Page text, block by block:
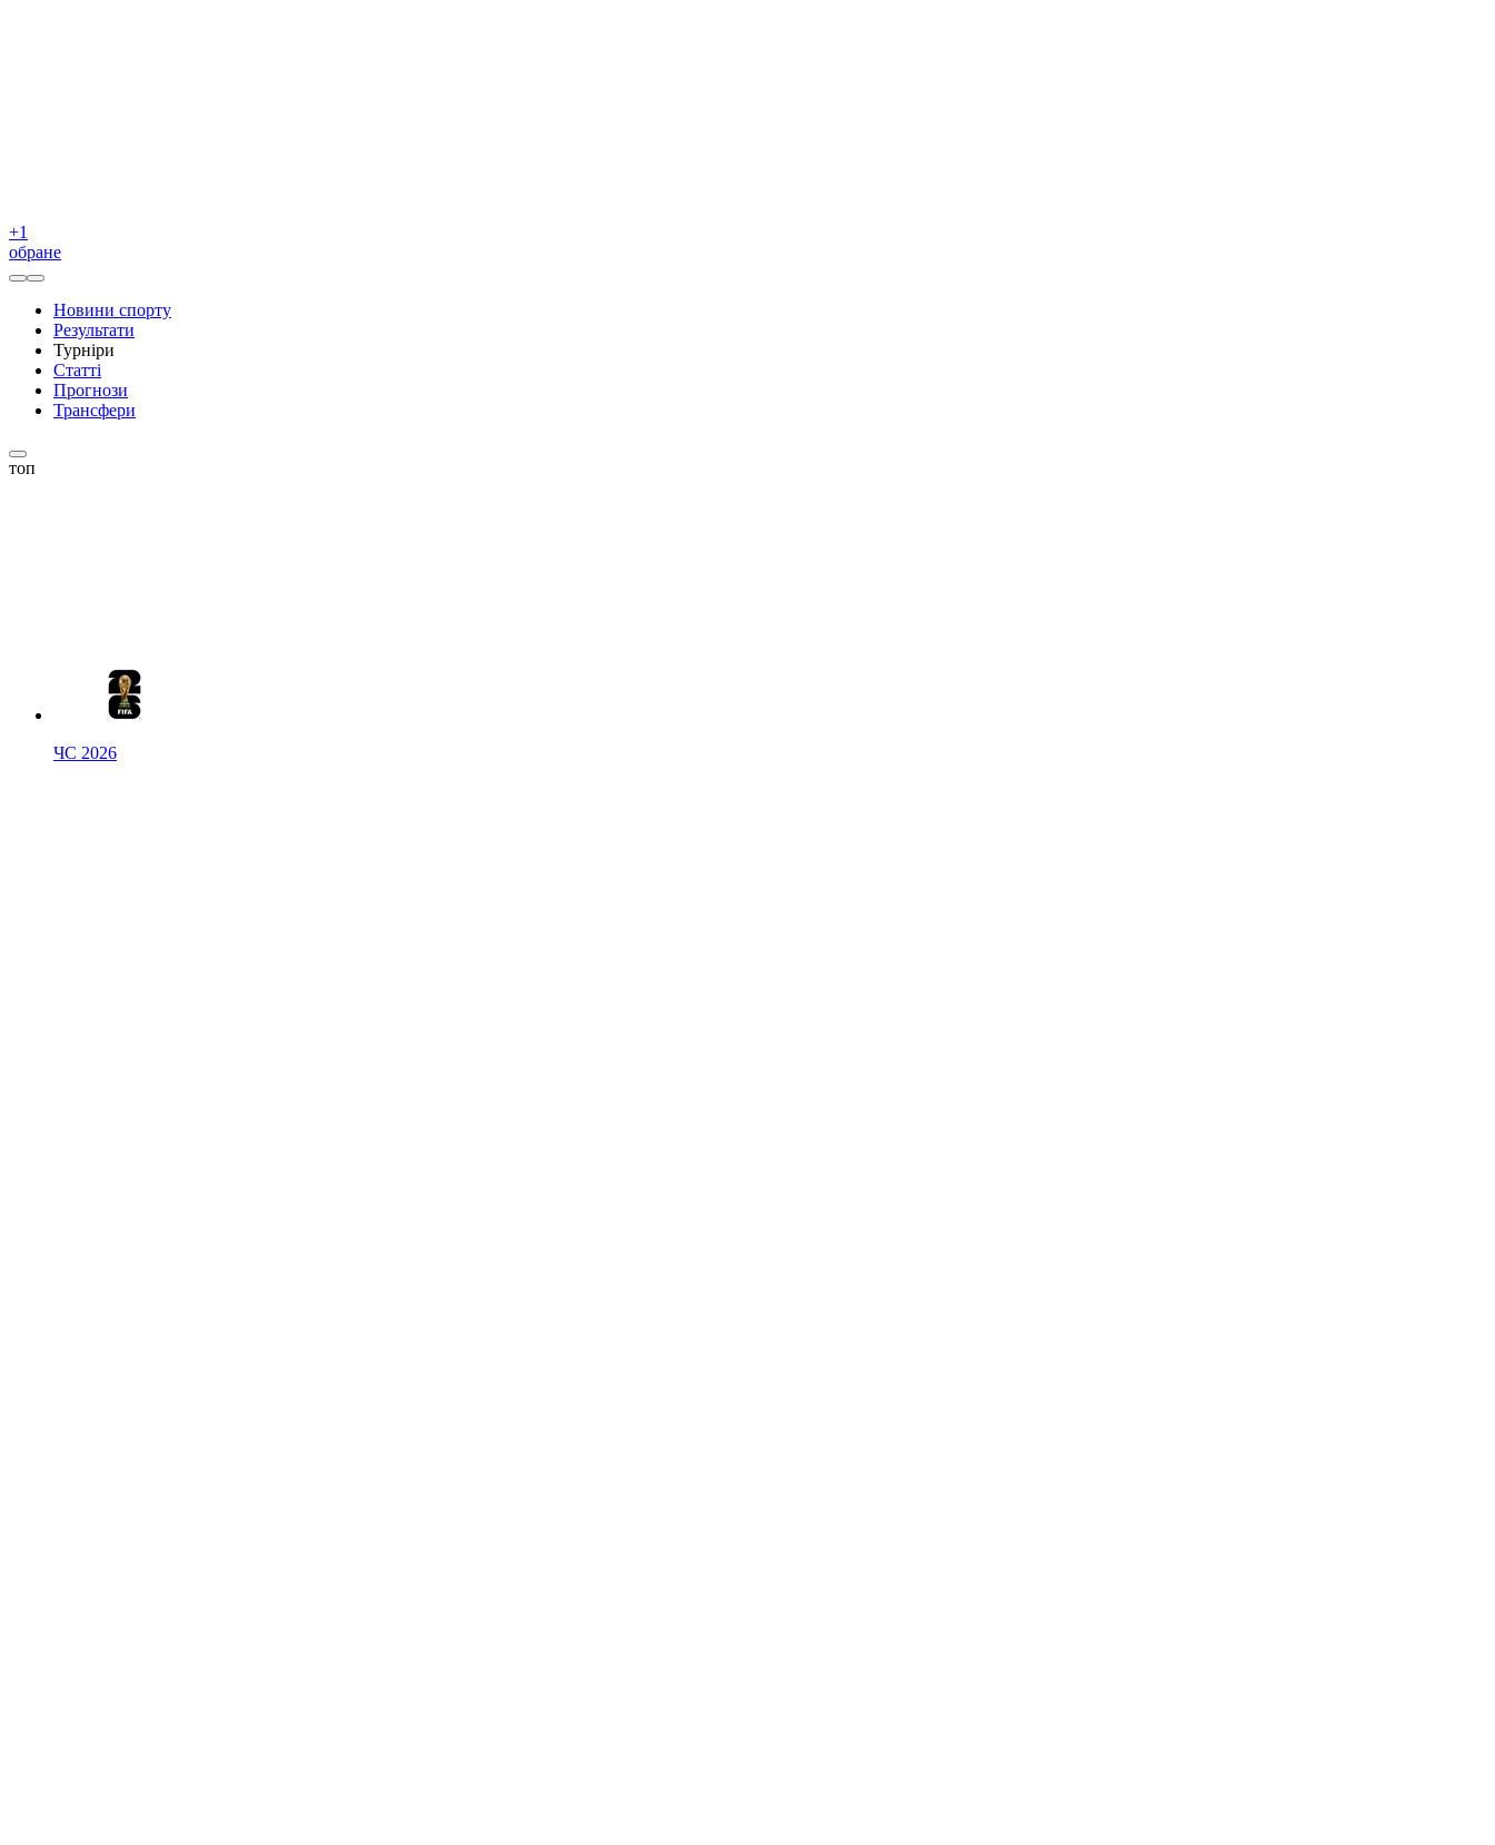
+1
обране
Новини спорту
Результати
Турніри
Статті
Прогнози
Трансфери
топ
ЧС 2026